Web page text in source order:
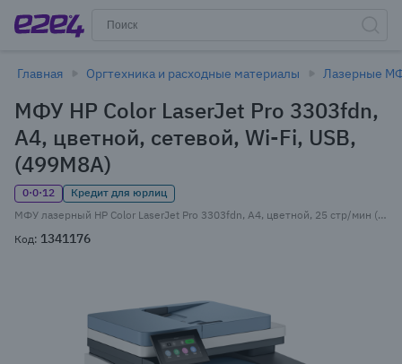
Главная Оргтехника и расходные материалы Лазерные
МФУ HP Color LaserJet Pro 3303fdn,
A4, цветной, сетевой, Wi-Fi, USB,
(499M8A)
0·0·12
Кредит для юрлиц
МФУ лазерный HP Color LaserJet Pro 3303fdn, A4, цветной, 25 стр/мин (A4 ч/б), 25 стр/мин (A4 цв.), 600x600 dpi, дуплекс, ДАПД-50 листов, факс, сетевой, Wi-Fi, USB, белый (499M8A)
Код: 1341176